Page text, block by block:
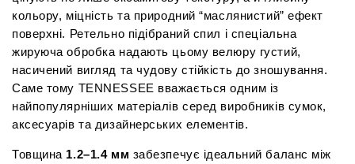
кольору, міцність та природний “маслянистий” ефект
поверхні. Ретельно підібраний спил і спеціальна
жируюча обробка надають цьому велюру густий,
насичений вигляд та чудову стійкість до зношування.
Саме тому TENNESSEE вважається одним із
найпопулярніших матеріалів серед виробників сумок,
аксесуарів та дизайнерських елементів.
Товщина 1.2–1.4 мм забезпечує ідеальний баланс між